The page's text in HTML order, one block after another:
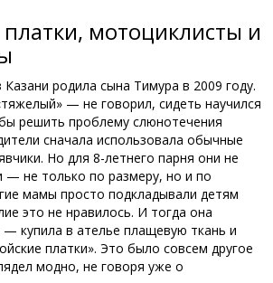
мотоциклисты и
родила сына Тимура в 2009 году.
— не говорил, сидеть научился
решить проблему слюнотечения
сначала использовала обычные
Но для 8-летнего парня они не
— не только по размеру, но и по
мамы просто подкладывали детям
это не нравилось. И тогда она
купила в ателье плащевую ткань и
платки». Это было совсем другое
модно, не говоря уже о